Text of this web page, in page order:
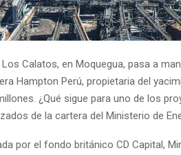
Calatos, en Moquegua, pasa a
Hampton Perú, propietaria del
¿Qué sigue para uno de los
de la cartera del Ministerio de
por el fondo británico CD Capital,